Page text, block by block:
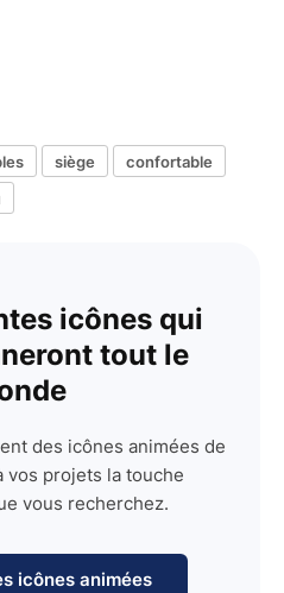
siège
confortable
icônes qui
tout le
des icônes animées de
vos projets la touche
vous recherchez.
icônes animées